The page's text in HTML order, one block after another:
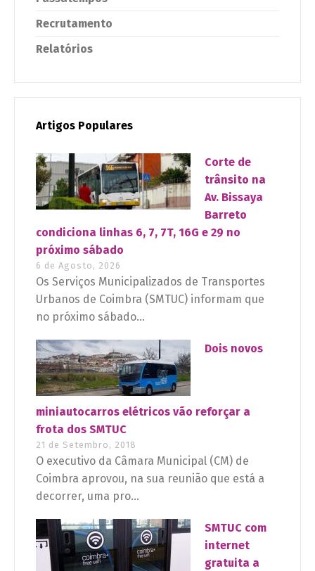
Recrutamento
Relatórios
Artigos Populares
Corte de
trânsito na
Av. Bissaya
Barreto
condiciona linhas 6, 7, 7T, 16G e 29 no
próximo sábado
6 de Agosto, 2026
Os Serviços Municipalizados de Transportes
Urbanos de Coimbra (SMTUC) informam que
no próximo sábado...
Dois novos
miniautocarros elétricos vão reforçar a
frota dos SMTUC
21 de Setembro, 2018
O executivo da Câmara Municipal (CM) de
Coimbra aprovou, na sua reunião que está a
decorrer, uma pro...
SMTUC com
internet
gratuita a